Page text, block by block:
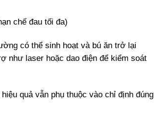
chế đau tối đa)
có thể sinh hoạt và bú ăn trở lại
như laser hoặc dao điện để kiểm soát
quả vẫn phụ thuộc vào chỉ định đúng